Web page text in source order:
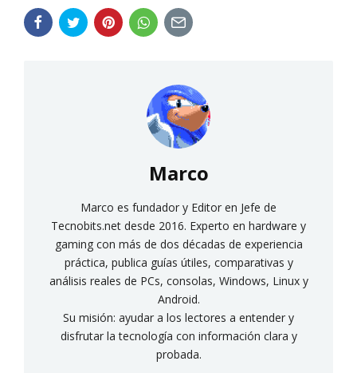
Marco
Marco es fundador y Editor en Jefe de
Tecnobits.net desde 2016. Experto en hardware y
gaming con más de dos décadas de experiencia
práctica, publica guías útiles, comparativas y
análisis reales de PCs, consolas, Windows, Linux y
Android.
Su misión: ayudar a los lectores a entender y
disfrutar la tecnología con información clara y
probada.